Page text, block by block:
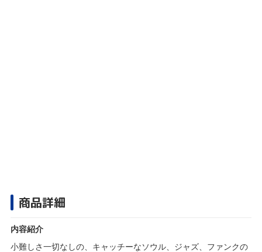
商品詳細
内容紹介
小難しさ一切なしの、キャッチーなソウル、ジャズ、ファンクの